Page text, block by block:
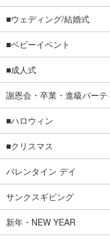
■ウェディング/結婚式
■ベビーイベント
■成人式
謝恩会・卒業・進級パーテ
■ハロウィン
■クリスマス
バレンタイン デイ
サンクスギビング
新年・NEW YEAR